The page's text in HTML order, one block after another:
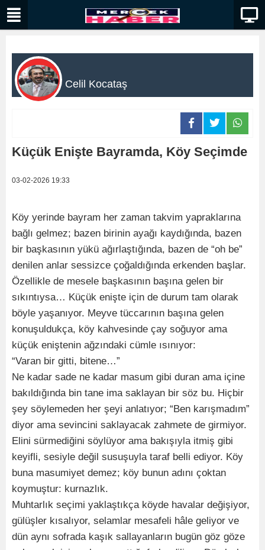
Celil Kocataş
Küçük Enişte Bayramda, Köy Seçimde
03-02-2026 19:33
Köy yerinde bayram her zaman takvim yapraklarına
bağlı gelmez; bazen birinin ayağı kaydığında, bazen
bir başkasının yükü ağırlaştığında, bazen de “oh be”
denilen anlar sessizce çoğaldığında erkenden başlar.
Özellikle de mesele başkasının başına gelen bir
sıkıntıysa… Küçük enişte için de durum tam olarak
böyle yaşanıyor. Meyve tüccarının başına gelen
konuşuldukça, köy kahvesinde çay soğuyor ama
küçük eniştenin ağzındaki cümle ısınıyor:
“Varan bir gitti, bitene…”
Ne kadar sade ne kadar masum gibi duran ama içine
bakıldığında bin tane ima saklayan bir söz bu. Hiçbir
şey söylemeden her şeyi anlatıyor; “Ben karışmadım”
diyor ama sevincini saklayacak zahmete de girmiyor.
Elini sürmediğini söylüyor ama bakışıyla itmiş gibi
keyifli, sesiyle değil susuşuyla taraf belli ediyor. Köy
buna masumiyet demez; köy bunun adını çoktan
koymuştur: kurnazlık.
Muhtarlık seçimi yaklaştıkça köyde havalar değişiyor,
gülüşler kısalıyor, selamlar mesafeli hâle geliyor ve
dün aynı sofrada kaşık sallayanların bugün göz göze